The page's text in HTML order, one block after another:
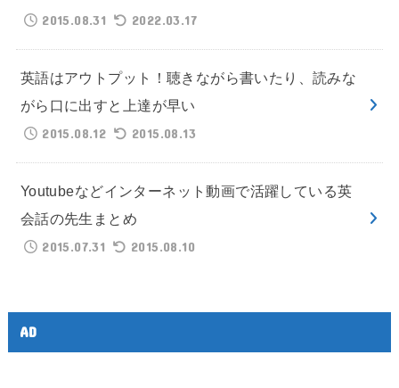
2015.08.31
2022.03.17
英語はアウトプット！聴きながら書いたり、読みな
がら口に出すと上達が早い
2015.08.12
2015.08.13
Youtubeなどインターネット動画で活躍している英
会話の先生まとめ
2015.07.31
2015.08.10
AD